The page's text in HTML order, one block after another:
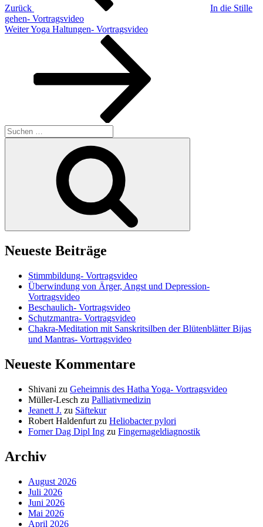
Zurück
In die Stille
gehen- Vortragsvideo
Nächster
WeiterYoga Haltungen- Vortragsvideo
Suchen
nach:
Neueste Beiträge
Stimmbildung- Vortragsvideo
Überwindung von Ärger, Angst und Depression-
Vortragsvideo
Beschaulich- Vortragsvideo
Schutzmantra- Vortragsvideo
Chakra-Meditation mit Sanskritsilben der Blütenblätter Bijas
und Mantras- Vortragsvideo
Neueste Kommentare
Shivani zu Geheimnis des Hatha Yoga- Vortragsvideo
Müller-Lesch zu Palliativmedizin
Jeanett J. zu Säftekur
Robert Haldenfurt zu Heliobacter pylori
Forner Dag Dipl Ing zu Fingernageldiagnostik
Archiv
August 2026
Juli 2026
Juni 2026
Mai 2026
April 2026